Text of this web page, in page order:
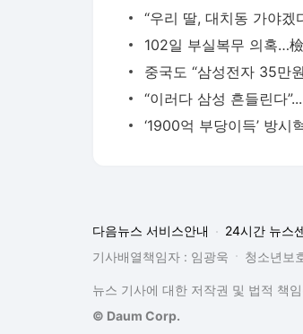
다음뉴스 서비스안내 24시간 뉴스
기사배열책임자 : 임광욱
청소년보
뉴스 기사에 대한 저작권 및 법적 책
© Daum Corp.